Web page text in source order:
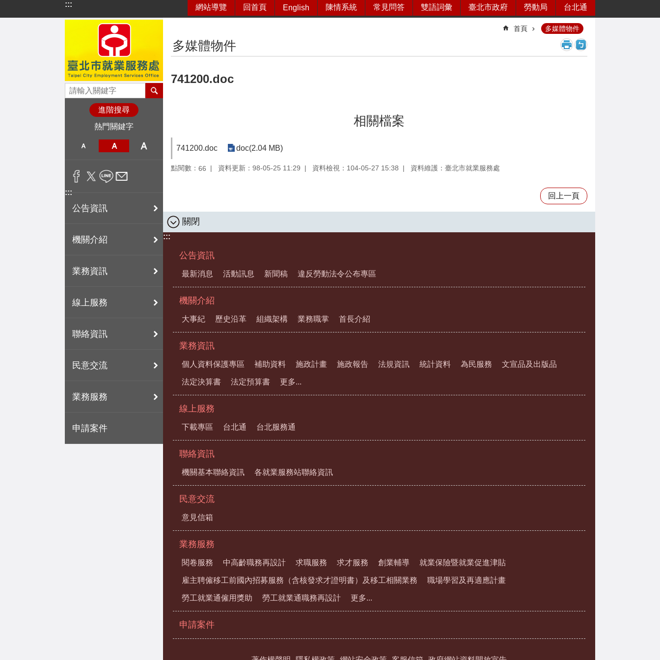
跳到主要內容區塊
::: 網站導覽 回首頁 English 陳情系統 常見問答 雙語詞彙 臺北市政府 勞動局 台北通
進階搜尋
熱門關鍵字
:::
公告資訊
機關介紹
業務資訊
線上服務
聯絡資訊
民意交流
業務服務
申請案件
首頁 多媒體物件
多媒體物件
741200.doc
相關檔案
741200.doc doc(2.04 MB)
點閱數： 66 資料更新：98-05-25 11:29 資料檢視：104-05-27 15:38 資料維護：臺北市就業服務處
回上一頁
關閉
:::
公告資訊
最新消息 活動訊息 新聞稿 違反勞動法令公布專區
機關介紹
大事紀 歷史沿革 組織架構 業務職掌 首長介紹
業務資訊
個人資料保護專區 補助資料 施政計畫 施政報告 法規資訊 統計資料 為民服務 文宣品及出版品
法定決算書 法定預算書 更多...
線上服務
下載專區 台北通 台北服務通
聯絡資訊
機關基本聯絡資訊 各就業服務站聯絡資訊
民意交流
意見信箱
業務服務
閱卷服務 中高齡職務再設計 求職服務 求才服務 創業輔導 就業保險暨就業促進津貼
雇主聘僱移工前國內招募服務（含核發求才證明書）及移工相關業務 職場學習及再適應計畫
勞工就業通僱用獎助 勞工就業通職務再設計 更多...
申請案件